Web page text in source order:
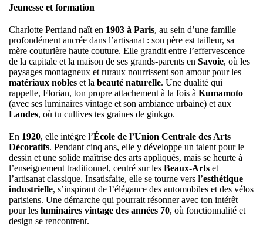
Jeunesse et formation
Charlotte Perriand naît en 1903 à Paris, au sein d’une famille
profondément ancrée dans l’artisanat : son père est tailleur, sa
mère couturière haute couture. Elle grandit entre l’effervescence
de la capitale et la maison de ses grands-parents en Savoie, où les
paysages montagneux et ruraux nourrissent son amour pour les
matériaux nobles et la beauté naturelle. Une dualité qui
rappelle, Florian, ton propre attachement à la fois à Kumamoto
(avec ses luminaires vintage et son ambiance urbaine) et aux
Landes, où tu cultives tes graines de ginkgo.
En 1920, elle intègre l’École de l’Union Centrale des Arts
Décoratifs. Pendant cinq ans, elle y développe un talent pour le
dessin et une solide maîtrise des arts appliqués, mais se heurte à
l’enseignement traditionnel, centré sur les Beaux-Arts et
l’artisanat classique. Insatisfaite, elle se tourne vers l’esthétique
industrielle, s’inspirant de l’élégance des automobiles et des vélos
parisiens. Une démarche qui pourrait résonner avec ton intérêt
pour les luminaires vintage des années 70, où fonctionnalité et
design se rencontrent.